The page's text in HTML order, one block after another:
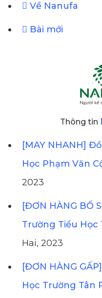
Về Nanufa
Bài mới
Thông tin
[MAY NHANH]
Học Phạm Văn
2023
[ĐƠN HÀNG BỔ
Trường Tiểu Học
Hai, 2023
[ĐƠN HÀNG
Học Trường Tân